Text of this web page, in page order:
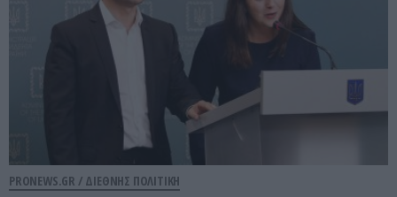
PRONEWS.GR / ΔΙΕΘΝΗΣ ΠΟΛΙΤΙΚΗ